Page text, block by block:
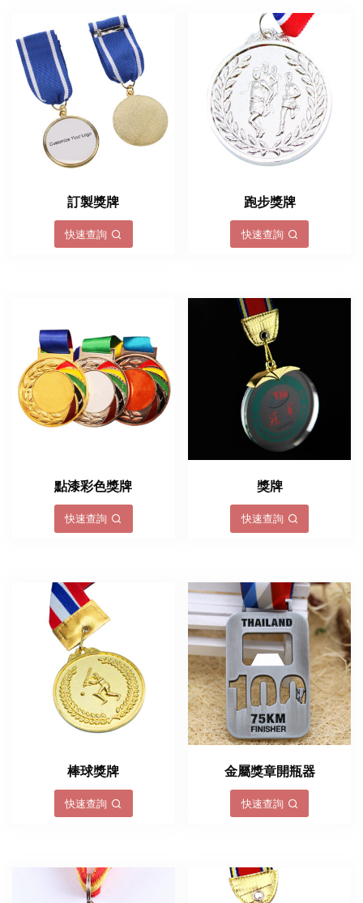
訂製獎牌
快速查詢
跑步獎牌
快速查詢
點漆彩色獎牌
快速查詢
獎牌
快速查詢
棒球獎牌
快速查詢
金屬獎章開瓶器
快速查詢